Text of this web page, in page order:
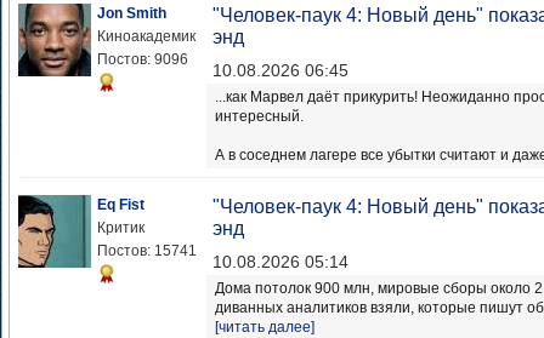
Jon Smith
Киноакадемик
Постов: 9096
"Человек-паук 4: Новый день"
энд
10.08.2026 06:45
...как Марвел даёт прикурить! Неожиданно
интересный.
А в соседнем лагере все убытки считают и
Eq Fist
Критик
Постов: 15741
"Человек-паук 4: Новый день"
энд
10.08.2026 05:14
Дома потолок 900 млн, мировые сборы около
диванных аналитиков взяли, которые пишут
[читать далее]